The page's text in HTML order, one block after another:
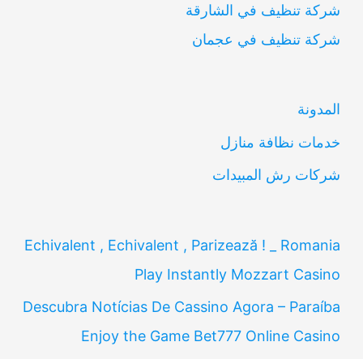
ح
ث
ن
شركة تنظيف في الشارقة
شركة تنظيف في عجمان
المدونة
خدمات نظافة منازل
شركات رش المبيدات
Echivalent , Echivalent , Parizează ! _ Romania
Play Instantly Mozzart Casino
Descubra Notícias De Cassino Agora – Paraíba
Enjoy the Game Bet777 Online Casino